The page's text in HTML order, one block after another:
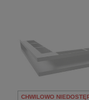
CHWILOWO